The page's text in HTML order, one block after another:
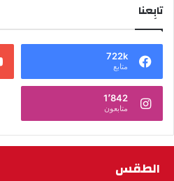
تابِعنا
722k
متابع
1٬842
متابعون
الطقس